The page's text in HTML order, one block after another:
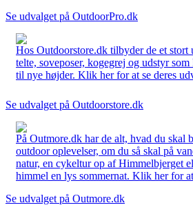
Se udvalget på OutdoorPro.dk
Hos Outdoorstore.dk tilbyder de et
telte, soveposer, kogegrej og udstyr
til nye højder. Klik her for at se deres
Se udvalget på Outdoorstore.dk
På Outmore.dk har de alt, hvad du skal
outdoor oplevelser, om du så skal på
natur, en cykeltur op af Himmelbjerget
himmel en lys sommernat. Klik her for
Se udvalget på Outmore.dk